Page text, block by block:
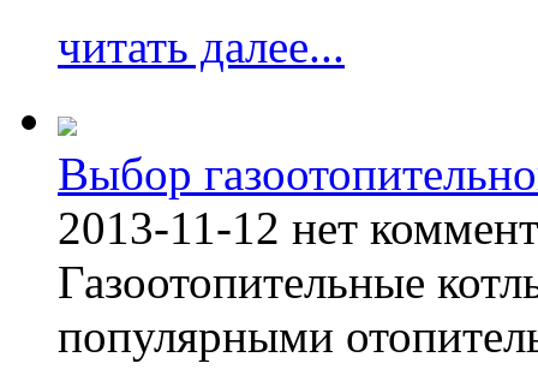
читать далее...
Выбор
2013-11-12 нет
Газоотопительные
популярными